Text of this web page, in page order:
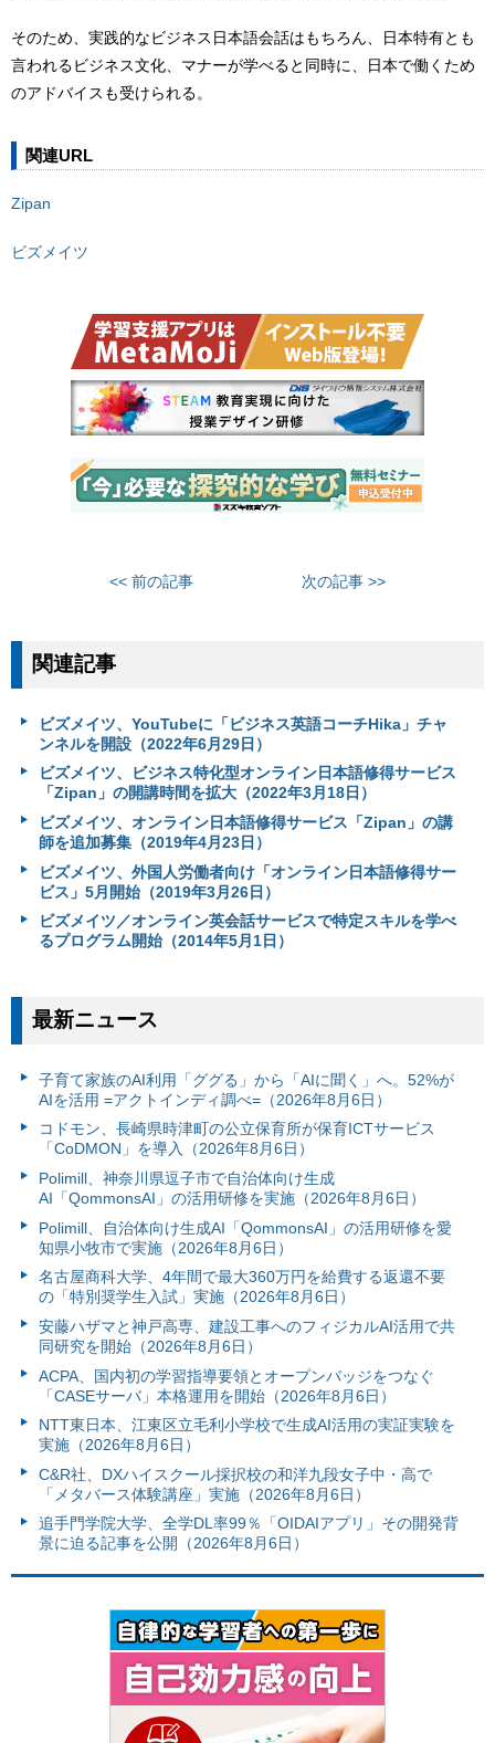
そのため、実践的なビジネス日本語会話はもちろん、日本特有とも
言われるビジネス文化、マナーが学べると同時に、日本で働くため
のアドバイスも受けられる。
関連URL
Zipan
ビズメイツ
<< 前の記事 次の記事 >>
関連記事
ビズメイツ、YouTubeに「ビジネス英語コーチHika」チャ
ンネルを開設（2022年6月29日）
ビズメイツ、ビジネス特化型オンライン日本語修得サービス
「Zipan」の開講時間を拡大（2022年3月18日）
ビズメイツ、オンライン日本語修得サービス「Zipan」の講
師を追加募集（2019年4月23日）
ビズメイツ、外国人労働者向け「オンライン日本語修得サー
ビス」5月開始（2019年3月26日）
ビズメイツ／オンライン英会話サービスで特定スキルを学べ
るプログラム開始（2014年5月1日）
最新ニュース
子育て家族のAI利用「ググる」から「AIに聞く」へ。52%が
AIを活用 =アクトインディ調べ=（2026年8月6日）
コドモン、長崎県時津町の公立保育所が保育ICTサービス
「CoDMON」を導入（2026年8月6日）
Polimill、神奈川県逗子市で自治体向け生成
AI「QommonsAI」の活用研修を実施（2026年8月6日）
Polimill、自治体向け生成AI「QommonsAI」の活用研修を愛
知県小牧市で実施（2026年8月6日）
名古屋商科大学、4年間で最大360万円を給費する返還不要
の「特別奨学生入試」実施（2026年8月6日）
安藤ハザマと神戸高専、建設工事へのフィジカルAI活用で共
同研究を開始（2026年8月6日）
ACPA、国内初の学習指導要領とオープンバッジをつなぐ
「CASEサーバ」本格運用を開始（2026年8月6日）
NTT東日本、江東区立毛利小学校で生成AI活用の実証実験を
実施（2026年8月6日）
C&R社、DXハイスクール採択校の和洋九段女子中・高で
「メタバース体験講座」実施（2026年8月6日）
追手門学院大学、全学DL率99％「OIDAIアプリ」その開発背
景に迫る記事を公開（2026年8月6日）